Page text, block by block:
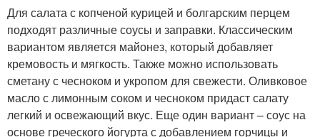
Для салата с копченой курицей и болгарским перцем
подходят различные соусы и заправки. Классическим
вариантом является майонез, который добавляет
кремовость и мягкость. Также можно использовать
сметану с чесноком и укропом для свежести. Оливковое
масло с лимонным соком и чесноком придаст салату
легкий и освежающий вкус. Еще один вариант – соус на
основе греческого йогурта с добавлением горчицы и